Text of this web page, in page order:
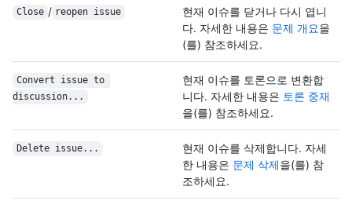
Close / reopen issue
현재 이슈를 닫거나 다시 엽니
다. 자세한 내용은 문제 개요을
(를) 참조하세요.
Convert issue to
discussion...
현재 이슈를 토론으로 변환합
니다. 자세한 내용은 토론 중재
을(를) 참조하세요.
Delete issue...
현재 이슈를 삭제합니다. 자세
한 내용은 문제 삭제을(를) 참
조하세요.